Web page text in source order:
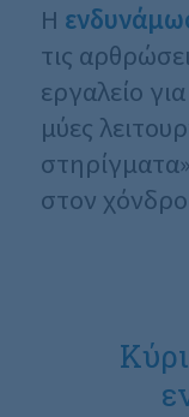
Η
τις
εργαλείο
μύες
στον χόνδρο